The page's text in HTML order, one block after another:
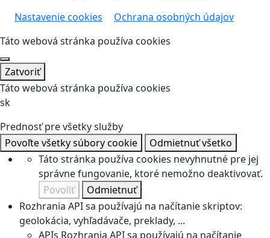
Nastavenie cookies
Ochrana osobných údajov
Táto webová stránka používa cookies
Zatvoriť
Táto webová stránka používa cookies
sk
Prednosť pre všetky služby
Povoľte všetky súbory cookie
Odmietnuť všetko
Táto stránka používa cookies nevyhnutné pre jej
správne fungovanie, ktoré nemožno deaktivovať.
Povoliť
Odmietnuť
Rozhrania API sa používajú na načítanie skriptov:
geolokácia, vyhľadávače, preklady, ...
APIs Rozhrania API sa používajú na načítanie